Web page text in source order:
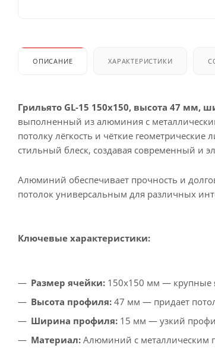
ОПИСАНИЕ ХАРАКТЕРИСТИКИ
Грильято GL-15 150x150, высота 47 мм,
выполненный из алюминия с
потолку лёгкость и чёткие
стильный блеск, создавая современный и
Алюминий обеспечивает прочность и
потолок универсальным для различных
Ключевые характеристики:
Размер ячейки: 150x150 мм — крупные
Высота профиля: 47 мм — придает
Ширина профиля: 15 мм — узкий
Материал: Алюминий с металлическим